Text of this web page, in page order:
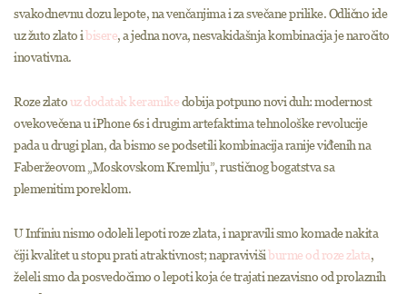
svakodnevnu dozu lepote, na venčanjima i za svečane prilike. Odlično ide
uz žuto zlato ibisere, a jedna nova, nesvakidašnja kombinacija je naročito
inovativna.
Roze zlatouz dodatak keramikedobija potpuno novi duh: modernost
ovekovečena u iPhone 6s i drugim artefaktima tehnološke revolucije
pada u drugi plan, da bismo se podsetili kombinacija ranije viđenih na
Faberžeovom „Moskovskom Kremlju”, rustičnog bogatstva sa
plemenitim poreklom.
U Infiniu nismo odoleli lepoti roze zlata, i napravili smo komade nakita
čiji kvalitet u stopu prati atraktivnost; napravivišiburme od roze zlata,
želeli smo da posvedočimo o lepoti koja će trajati nezavisno od prolaznih